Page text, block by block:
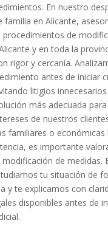
En nuestro
familia en Alicante,
procedimientos de
y en toda la
rigor y cercanía.
antes de iniciar
litigios
más adecuada
de nuestros
familiares o económicas
es importante
de medidas.
tu situación de
y te explicamos con
disponibles antes de